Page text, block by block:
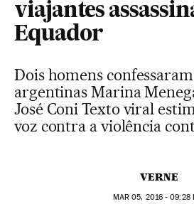
viajantes
Equador
Dois homens
argentinas Marina
José Coni Texto viral
voz contra a violência
VERNE
MAR 05, 2016 - 09:28